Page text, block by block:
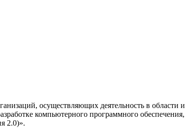
осуществляющих деятельность в
компьютерного программного
2.0)».